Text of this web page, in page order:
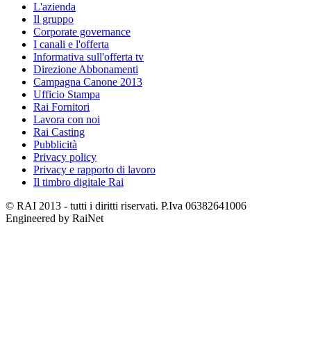
L'azienda
Il gruppo
Corporate governance
I canali e l'offerta
Informativa sull'offerta tv
Direzione Abbonamenti
Campagna Canone 2013
Ufficio Stampa
Rai Fornitori
Lavora con noi
Rai Casting
Pubblicità
Privacy policy
Privacy e rapporto di lavoro
Il timbro digitale Rai
© RAI 2013 - tutti i diritti riservati. P.Iva 06382641006
Engineered by RaiNet